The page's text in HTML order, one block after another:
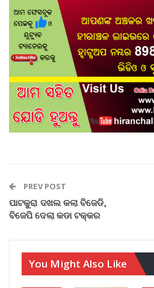
PREV POST
ପାଟକୁରା ଦଖଲ କଲା ବିଜେଡି,
ବିଜେପି ଦେଲା କଡା ଟକ୍କର
You Might Also Like